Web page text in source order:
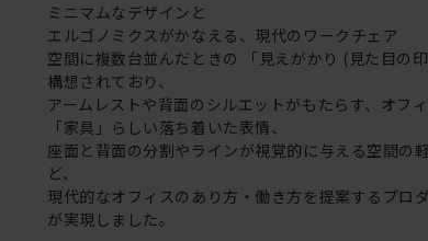
ミニマムなデザインと
エルゴノミクスがかなえる、現代のワークチェア
空間に複数台並んだときの 「見えがかり (見た目の
構想されており、
アームレストや背面のシルエットがもたらす、オフ
「家具」らしい落ち着いた表情、
座面と背面の分割やラインが視覚的に与える空間の
ど、
現代的なオフィスのあり方・働き方を提案するプロ
が実現しました。